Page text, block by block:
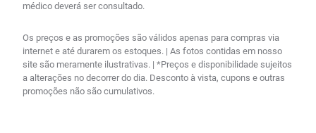
médico deverá ser consultado.
Os preços e as promoções são válidos apenas para compras via
internet e até durarem os estoques. | As fotos contidas em nosso
site são meramente ilustrativas. | *Preços e disponibilidade sujeitos
a alterações no decorrer do dia. Desconto à vista, cupons e outras
promoções não são cumulativos.